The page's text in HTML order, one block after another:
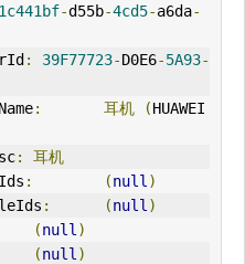
-d55b-4cd5-a6da-
: 39F77723-D0E6-5A93-
: 耳机 (HUAWEI
:
耳机
: (null )
: (null )
(null )
(null )